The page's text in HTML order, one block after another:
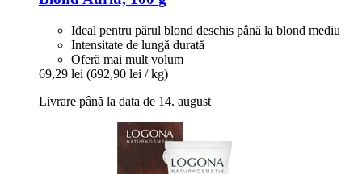
Ideal pentru părul blond deschis până la blond mediu
Intensitate de lungă durată
Oferă mai mult volum
69,29 lei (692,90 lei / kg)
Livrare până la data de 14. august